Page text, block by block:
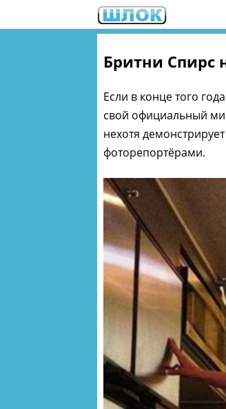
Бритни Спирс
Если в конце того
свой официальный
нехотя
фоторепортёрами.